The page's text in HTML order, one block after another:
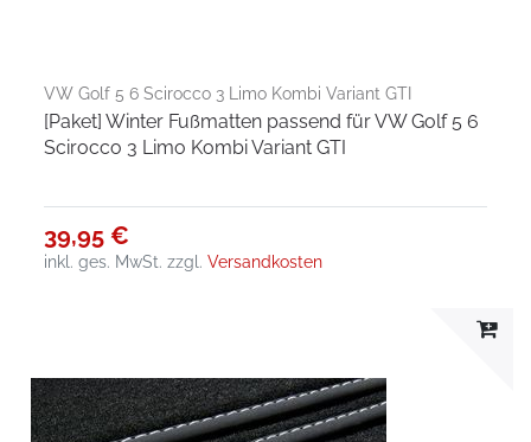
VW Golf 5 6 Scirocco 3 Limo Kombi Variant GTI
[Paket] Winter Fußmatten passend für VW Golf 5 6
Scirocco 3 Limo Kombi Variant GTI
39,95 €
inkl. ges. MwSt. zzgl.Versandkosten